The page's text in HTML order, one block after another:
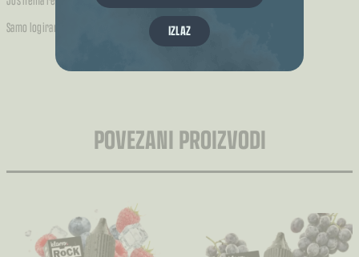
IZLAZ
Samo logirani kupci koji su kupili ovaj proizvod mogu napisati recenziju.
POVEZANI PROIZVODI